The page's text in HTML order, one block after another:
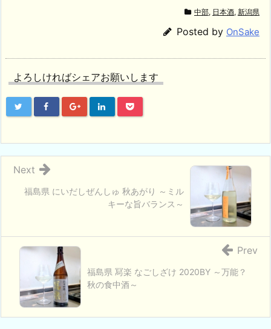
中部, 日本酒, 新潟県
Posted by OnSake
よろしければシェアお願いします
福島県 にいだしぜんしゅ 秋あがり ～ミル
キーな旨バランス～
Next
福島県 冩楽 なごしざけ 2020BY ～万能？
秋の食中酒～
Prev